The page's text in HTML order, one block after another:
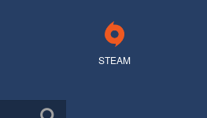
STEAM